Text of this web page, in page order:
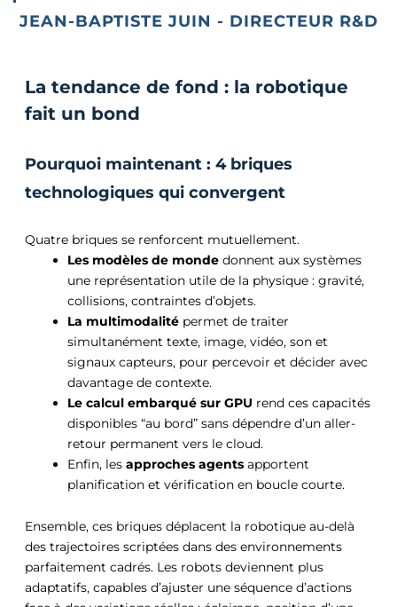
JEAN-BAPTISTE JUIN - DIRECTEUR R&D
La tendance de fond : la robotique
fait un bond
Pourquoi maintenant : 4 briques
technologiques qui convergent
Quatre briques se renforcent mutuellement.
Les modèles de monde donnent aux systèmes
une représentation utile de la physique : gravité,
collisions, contraintes d’objets.
La multimodalité permet de traiter
simultanément texte, image, vidéo, son et
signaux capteurs, pour percevoir et décider avec
davantage de contexte.
Le calcul embarqué sur GPU rend ces capacités
disponibles “au bord” sans dépendre d’un aller-
retour permanent vers le cloud.
Enfin, les approches agents apportent
planification et vérification en boucle courte.
Ensemble, ces briques déplacent la robotique au-delà
des trajectoires scriptées dans des environnements
parfaitement cadrés. Les robots deviennent plus
adaptatifs, capables d’ajuster une séquence d’actions